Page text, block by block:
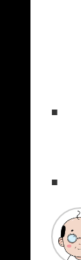
■
■